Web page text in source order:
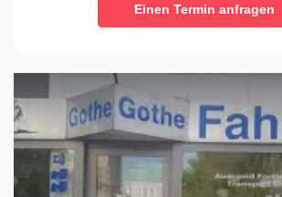
Einen Termin anfragen